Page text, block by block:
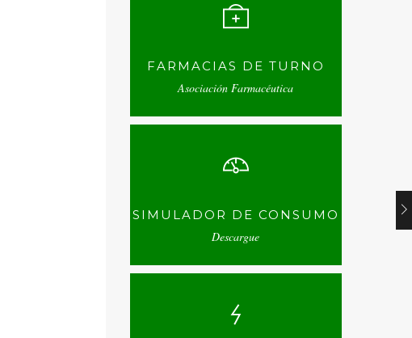
FARMACIAS DE TURNO
Asociación Farmacéutica
SIMULADOR DE CONSUMO
Descargue